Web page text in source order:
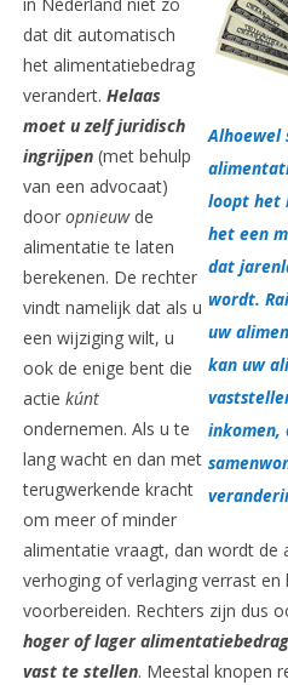
Alhoewel
loopt het
het een
dat
wordt.
uw
kan uw
inkomen,
dat dit automatisch
het alimentatiebedrag
verandert. Helaas
moet u zelf juridisch
ingrijpen(met behulp
van een advocaat)
door opnieuwde
alimentatie te laten
berekenen. De rechter
vindt namelijk dat als u
een wijziging wilt, u
ook de enige bent die
actie kúnt
ondernemen. Als u te
lang wacht en dan met
terugwerkende kracht
om meer of minder
alimentatie vraagt, dan wordt de
verhoging of verlaging verrast en
voorbereiden. Rechters zijn dus
hoger of lager
vast te stellen. Meestal knopen